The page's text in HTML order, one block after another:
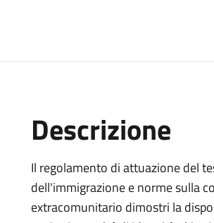
Descrizione
Il regolamento di attuazione del
dell'immigrazione e norme sulla
extracomunitario dimostri la